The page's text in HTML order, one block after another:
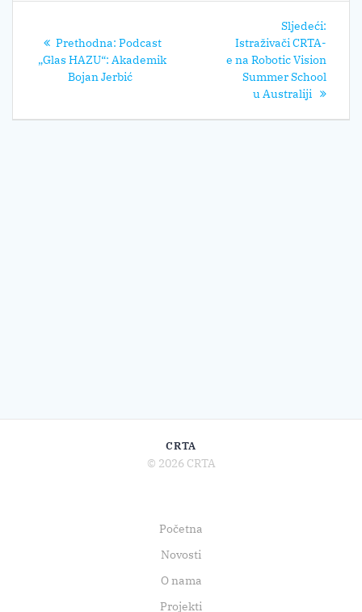
objava
Prethodna: Prethodni
post:
Podcast
„Glas HAZU“: Akademik
Bojan Jerbić
Sljedeći:
Istraživači CRTA-
e na Robotic Vision
Summer School
u Australiji
CRTA
© 2026 CRTA
Početna
Novosti
O nama
Projekti